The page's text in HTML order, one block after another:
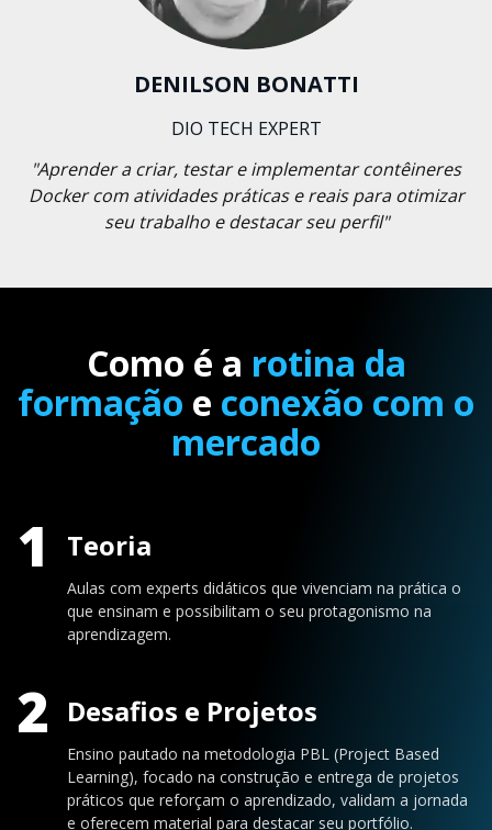
DENILSON BONATTI
DIO TECH EXPERT
"Aprender a criar, testar e implementar contêineres
Docker com atividades práticas e reais para otimizar
seu trabalho e destacar seu perfil"
Como é a rotina da
formação e conexão com o
mercado
1 Teoria
Aulas com experts didáticos que vivenciam na prática o
que ensinam e possibilitam o seu protagonismo na
aprendizagem.
2 Desafios e Projetos
Ensino pautado na metodologia PBL (Project Based
Learning), focado na construção e entrega de projetos
práticos que reforçam o aprendizado, validam a jornada
e oferecem material para destacar seu portfólio.